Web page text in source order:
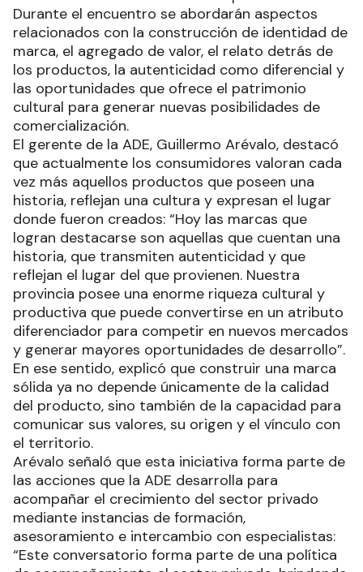
Durante el encuentro se abordarán aspectos
relacionados con la construcción de identidad de
marca, el agregado de valor, el relato detrás de
los productos, la autenticidad como diferencial y
las oportunidades que ofrece el patrimonio
cultural para generar nuevas posibilidades de
comercialización.
El gerente de la ADE, Guillermo Arévalo, destacó
que actualmente los consumidores valoran cada
vez más aquellos productos que poseen una
historia, reflejan una cultura y expresan el lugar
donde fueron creados: “Hoy las marcas que
logran destacarse son aquellas que cuentan una
historia, que transmiten autenticidad y que
reflejan el lugar del que provienen. Nuestra
provincia posee una enorme riqueza cultural y
productiva que puede convertirse en un atributo
diferenciador para competir en nuevos mercados
y generar mayores oportunidades de desarrollo”.
En ese sentido, explicó que construir una marca
sólida ya no depende únicamente de la calidad
del producto, sino también de la capacidad para
comunicar sus valores, su origen y el vínculo con
el territorio.
Arévalo señaló que esta iniciativa forma parte de
las acciones que la ADE desarrolla para
acompañar el crecimiento del sector privado
mediante instancias de formación,
asesoramiento e intercambio con especialistas:
“Este conversatorio forma parte de una política